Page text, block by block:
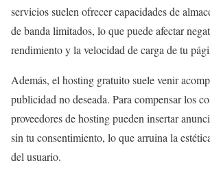
servicios suelen ofrecer capacidades de
de banda limitados, lo que puede afectar
rendimiento y la velocidad de carga de tu
Además, el hosting gratuito suele venir
publicidad no deseada. Para compensar los
proveedores de hosting pueden insertar
sin tu consentimiento, lo que arruina la
del usuario.